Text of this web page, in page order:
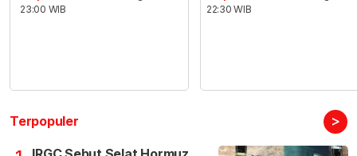
23:00 WIB
22:30 WIB
Terpopuler >